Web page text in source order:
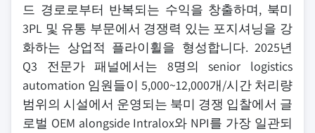
드 경로로부터 반복되는 수익을 창출하며, 북미
3PL 및 유통 부문에서 경쟁력 있는 포지셔닝을 강
화하는 상업적 플라이휠을 형성합니다. 2025년
Q3 전문가 패널에서는 8명의 senior logistics
automation 임원들이 5,000~12,000개/시간 처리량
범위의 시설에서 운영되는 북미 경쟁 입찰에서 글
로벌 OEM alongside Intralox와 NPI를 가장 일관되